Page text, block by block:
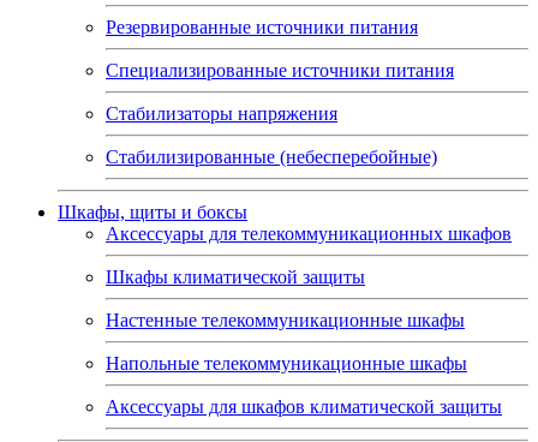
Резервированные источники питания
Специализированные источники питания
Стабилизаторы напряжения
Стабилизированные (небесперебойные)
Шкафы, щиты и боксы
Аксессуары для телекоммуникационных шкафов
Шкафы климатической защиты
Настенные телекоммуникационные шкафы
Напольные телекоммуникационные шкафы
Аксессуары для шкафов климатической защиты